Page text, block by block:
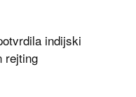
indijski
rejting